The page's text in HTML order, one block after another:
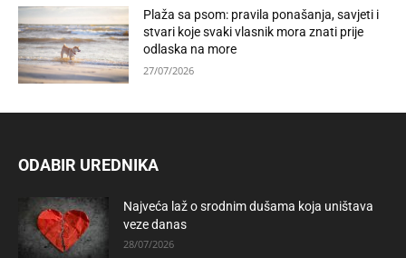
Plaža sa psom: pravila ponašanja, savjeti i
stvari koje svaki vlasnik mora znati prije
odlaska na more
27/07/2026
ODABIR UREDNIKA
Najveća laž o srodnim dušama koja uništava
veze danas
28/07/2026